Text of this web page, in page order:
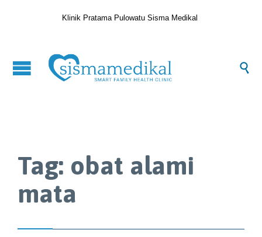
Klinik Pratama Pulowatu Sisma Medikal

Tag: obat alami
mata